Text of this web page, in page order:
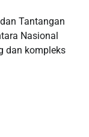
Tantangan
Nasional
dan kompleks